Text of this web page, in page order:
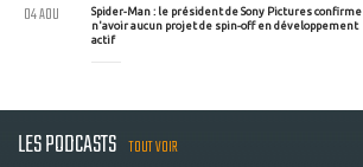
Spider-Man : le président de Sony Pictures confirme
n'avoir aucun projet de spin-off en développement
actif
04 AOU
LES PODCASTS TOUT VOIR